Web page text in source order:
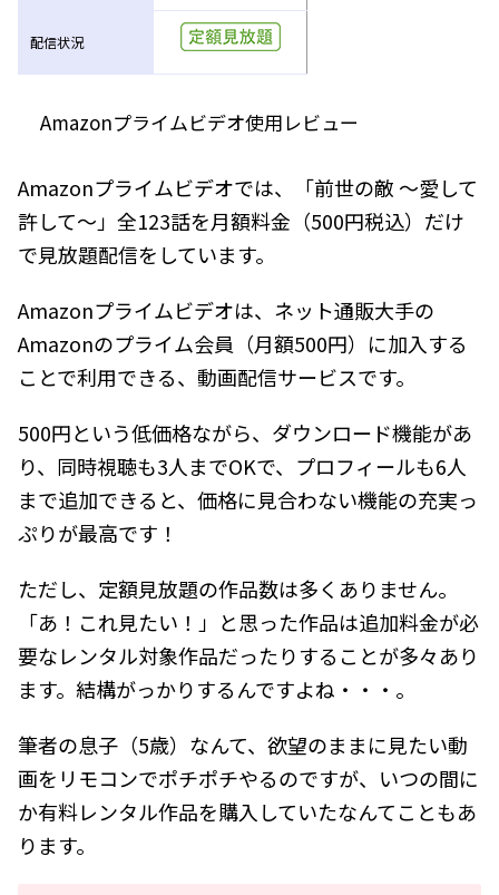
配信状況
Amazonプライムビデオ使用レビュー
Amazonプライムビデオでは、「前世の敵 ～愛して
許して～」全123話を月額料金（500円税込）だけ
で見放題配信をしています。
Amazonプライムビデオは、ネット通販大手の
Amazonのプライム会員（月額500円）に加入する
ことで利用できる、動画配信サービスです。
500円という低価格ながら、ダウンロード機能があ
り、同時視聴も3人までOKで、プロフィールも6人
まで追加できると、価格に見合わない機能の充実っ
ぷりが最高です！
ただし、定額見放題の作品数は多くありません。
「あ！これ見たい！」と思った作品は追加料金が必
要なレンタル対象作品だったりすることが多々あり
ます。結構がっかりするんですよね・・・。
筆者の息子（5歳）なんて、欲望のままに見たい動
画をリモコンでポチポチやるのですが、いつの間に
か有料レンタル作品を購入していたなんてこともあ
ります。